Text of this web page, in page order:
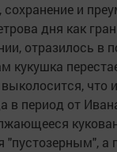
и
дня как
отразилось в
кукушка
что
в период от
"пустозерным", а